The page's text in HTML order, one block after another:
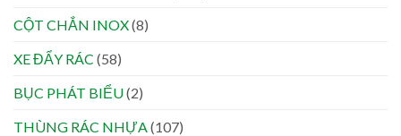
CỘT CHẮN INOX(8)
XE ĐẨY RÁC (58)
BỤC PHÁT BIỂU(2)
THÙNG RÁC NHỰA(107)